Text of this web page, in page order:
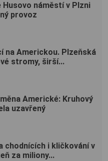
Husovo náměstí v Plzni
provoz
na Americkou. Plzeňská
stromy, širší...
Americké: Kruhový
uzavřený
chodnících i kličkování v
za miliony...